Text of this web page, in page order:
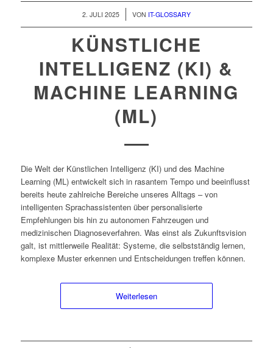
2. JULI 2025 VON IT-GLOSSARY
KÜNSTLICHE
INTELLIGENZ (KI) &
MACHINE LEARNING
(ML)
Die Welt der Künstlichen Intelligenz (KI) und des Machine
Learning (ML) entwickelt sich in rasantem Tempo und beeinflusst
bereits heute zahlreiche Bereiche unseres Alltags – von
intelligenten Sprachassistenten über personalisierte
Empfehlungen bis hin zu autonomen Fahrzeugen und
medizinischen Diagnoseverfahren. Was einst als Zukunftsvision
galt, ist mittlerweile Realität: Systeme, die selbstständig lernen,
komplexe Muster erkennen und Entscheidungen treffen können.
Weiterlesen